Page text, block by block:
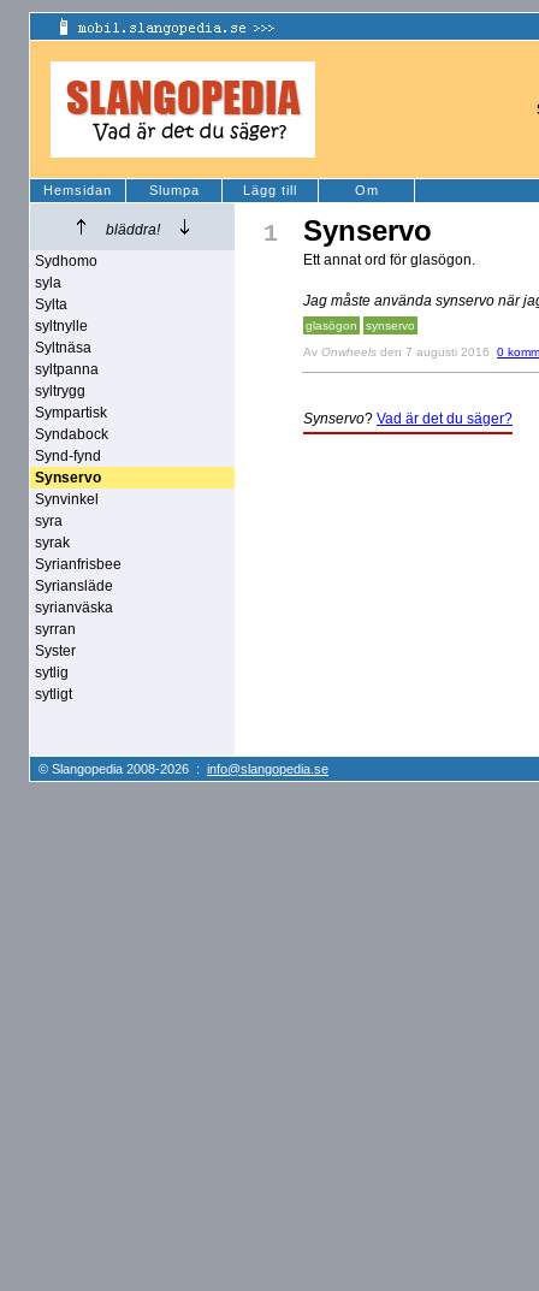
Hemsidan Slumpa Lägg till Om
bläddra!
Sydhomo
syla
Sylta
syltnylle
Syltnäsa
syltpanna
syltrygg
Sympartisk
Syndabock
Synd-fynd
Synservo
Synvinkel
syra
syrak
Syrianfrisbee
Syriansläde
syrianväska
syrran
Syster
sytlig
sytligt
1 Synservo
Ett annat ord för glasögon.
Jag måste använda synservo när
glasögon synservo
Av Onwheels den 7 augusti 2016 0
Synservo? Vad är det du säger?
© Slangopedia 2008-2026 : info@slangopedia.se